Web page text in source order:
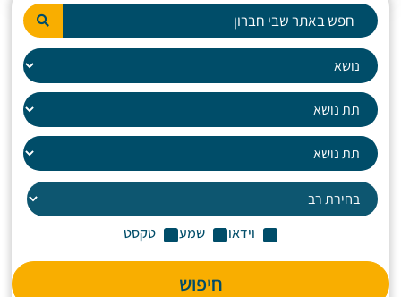
וידאו שמע טקסט
חיפוש